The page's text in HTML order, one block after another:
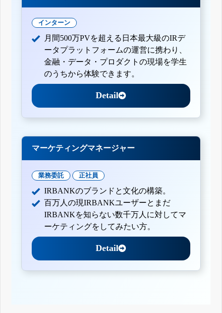
インターン
月間500万PVを超える日本最大級のIRデ
ータプラットフォームの運営に携わり、
金融・データ・プロダクトの現場を学生
のうちから体験できます。
Detail
マーケティングマネージャー
業務委託 正社員
IRBANKのブランドと文化の構築。
百万人の現IRBANKユーザーとまだ
IRBANKを知らない数千万人に対してマ
ーケティングをしてみたい方。
Detail